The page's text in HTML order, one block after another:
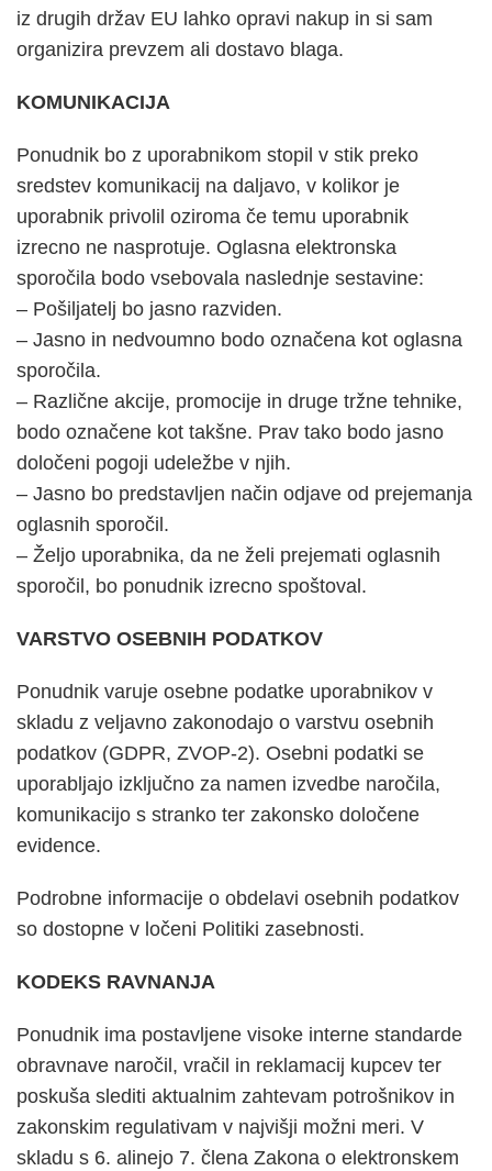
iz drugih držav EU lahko opravi nakup in si sam
organizira prevzem ali dostavo blaga.
KOMUNIKACIJA
Ponudnik bo z uporabnikom stopil v stik preko
sredstev komunikacij na daljavo, v kolikor je
uporabnik privolil oziroma če temu uporabnik
izrecno ne nasprotuje. Oglasna elektronska
sporočila bodo vsebovala naslednje sestavine:
– Pošiljatelj bo jasno razviden.
– Jasno in nedvoumno bodo označena kot oglasna
sporočila.
– Različne akcije, promocije in druge tržne tehnike,
bodo označene kot takšne. Prav tako bodo jasno
določeni pogoji udeležbe v njih.
– Jasno bo predstavljen način odjave od prejemanja
oglasnih sporočil.
– Željo uporabnika, da ne želi prejemati oglasnih
sporočil, bo ponudnik izrecno spoštoval.
VARSTVO OSEBNIH PODATKOV
Ponudnik varuje osebne podatke uporabnikov v
skladu z veljavno zakonodajo o varstvu osebnih
podatkov (GDPR, ZVOP-2). Osebni podatki se
uporabljajo izključno za namen izvedbe naročila,
komunikacijo s stranko ter zakonsko določene
evidence.
Podrobne informacije o obdelavi osebnih podatkov
so dostopne v ločeni Politiki zasebnosti.
KODEKS RAVNANJA
Ponudnik ima postavljene visoke interne standarde
obravnave naročil, vračil in reklamacij kupcev ter
poskuša slediti aktualnim zahtevam potrošnikov in
zakonskim regulativam v najvišji možni meri. V
skladu s 6. alinejo 7. člena Zakona o elektronskem